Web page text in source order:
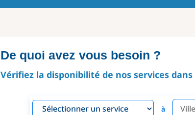
De quoi avez vous besoin ?
Vérifiez la disponibilité de nos services
à